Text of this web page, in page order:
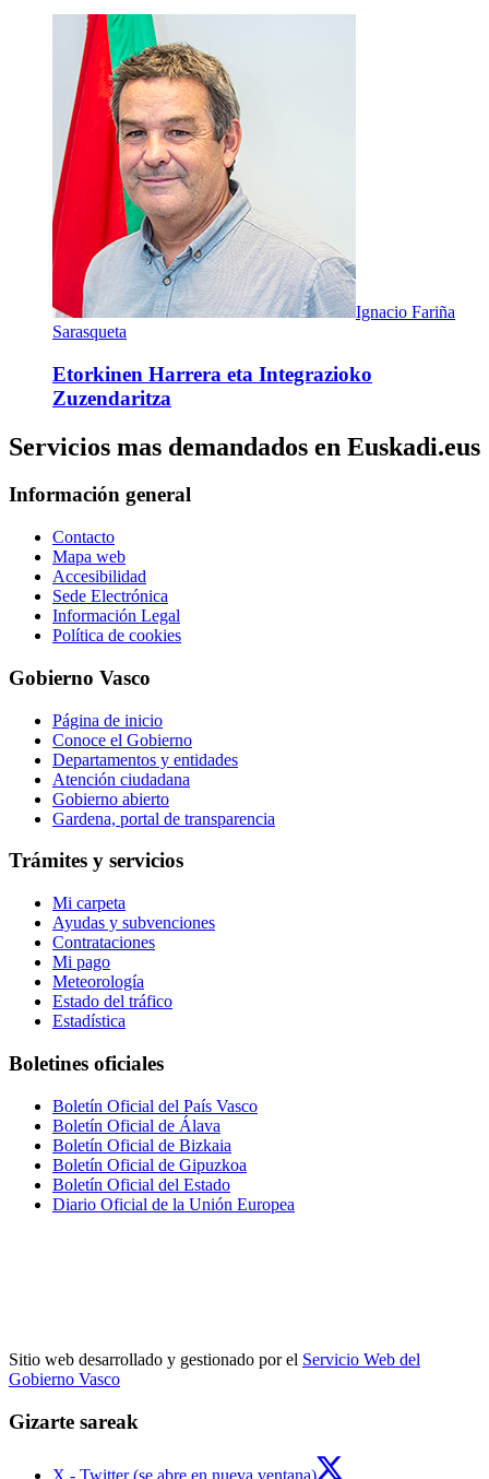
Ignacio Fariña
Sarasqueta
Etorkinen Harrera eta Integrazioko
Zuzendaritza
Servicios mas demandados en Euskadi.eus
Información general
Contacto
Mapa web
Accesibilidad
Sede Electrónica
Información Legal
Política de cookies
Gobierno Vasco
Página de inicio
Conoce el Gobierno
Departamentos y entidades
Atención ciudadana
Gobierno abierto
Gardena, portal de transparencia
Trámites y servicios
Mi carpeta
Ayudas y subvenciones
Contrataciones
Mi pago
Meteorología
Estado del tráfico
Estadística
Boletines oficiales
Boletín Oficial del País Vasco
Boletín Oficial de Álava
Boletín Oficial de Bizkaia
Boletín Oficial de Gipuzkoa
Boletín Oficial del Estado
Diario Oficial de la Unión Europea
Sitio web desarrollado y gestionado por el Servicio Web del
Gobierno Vasco
Gizarte sareak
X - Twitter (se abre en nueva ventana)